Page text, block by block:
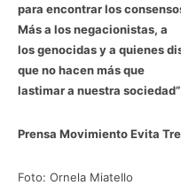
para encontrar los
Más a los negacionistas, a
los genocidas y a quienes
que no hacen más que
lastimar a nuestra sociedad”
Prensa Movimiento Evita
Foto: Ornela Miatello